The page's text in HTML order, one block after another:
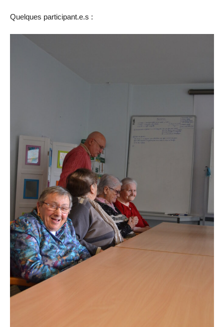
Quelques participant.e.s :